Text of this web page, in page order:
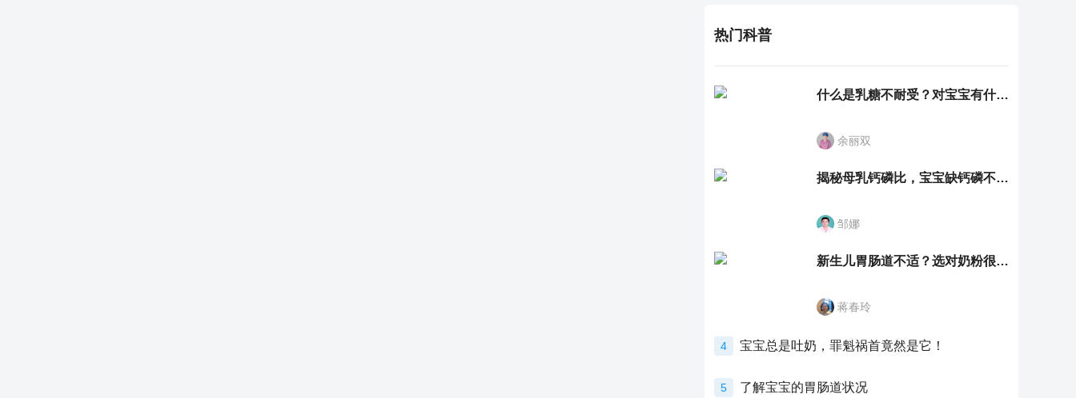
热门科普
什么是乳糖不耐受？对宝宝有什么影响？
余丽双
揭秘母乳钙磷比，宝宝缺钙磷不再愁
邹娜
新生儿胃肠道不适？选对奶粉很重要！
蒋春玲
4 宝宝总是吐奶，罪魁祸首竟然是它！
5 了解宝宝的胃肠道状况